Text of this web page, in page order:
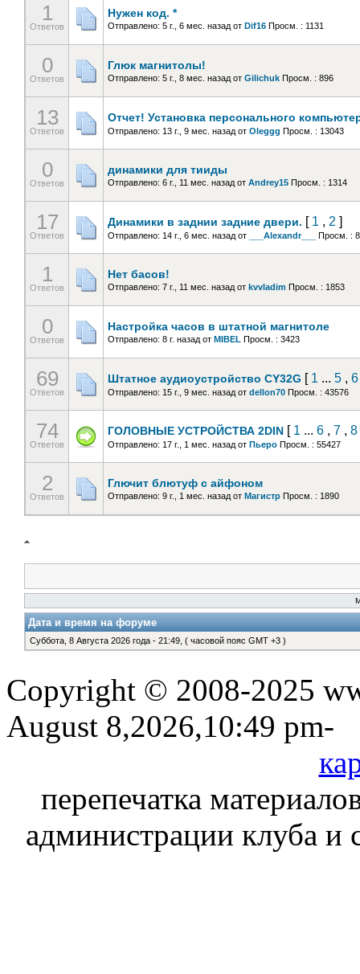
1
Ответов
Нужен код. *
Отправлено: 5 г., 6 мес. назад от Dif16 Просм. : 1131
0
Ответов
Глюк магнитолы!
Отправлено: 5 г., 8 мес. назад от Gilichuk Просм. : 896
13
Ответов
Отчет! Установка персонального
Отправлено: 13 г., 9 мес. назад от Oleggg Просм. : 13043
0
Ответов
динамики для тииды
Отправлено: 6 г., 11 мес. назад от Andrey15 Просм. : 1314
17
Ответов
Динамики в заднии задние двери. [ 1 , 2 ]
Отправлено: 14 г., 6 мес. назад от ___Alexandr___ Просм. :
1
Ответов
Нет басов!
Отправлено: 7 г., 11 мес. назад от kvvladim Просм. : 1853
0
Ответов
Настройка часов в штатной магнитоле
Отправлено: 8 г. назад от MIBEL Просм. : 3423
69
Ответов
Штатное аудиоустройство CY32G [ 1 ... 5 , 6
Отправлено: 15 г., 9 мес. назад от dellon70 Просм. : 43576
74
Ответов
ГОЛОВНЫЕ УСТРОЙСТВА 2DIN [ 1 ... 6 , 7 , 8
Отправлено: 17 г., 1 мес. назад от Пьеро Просм. : 55427
2
Ответов
Глючит блютуф с айфоном
Отправлено: 9 г., 1 мес. назад от Магистр Просм. : 1890
Дата и время на форуме
Суббота, 8 Августа 2026 года - 21:49, ( часовой пояс GMT +3 )
Copyright © 2008-2025
August 8,2026,10:49 pm-
перепечатка
администрации клуба и